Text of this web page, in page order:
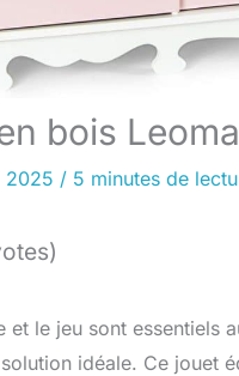
bois
2025 / 5 minutes de
et le jeu sont
idéale. Ce jouet